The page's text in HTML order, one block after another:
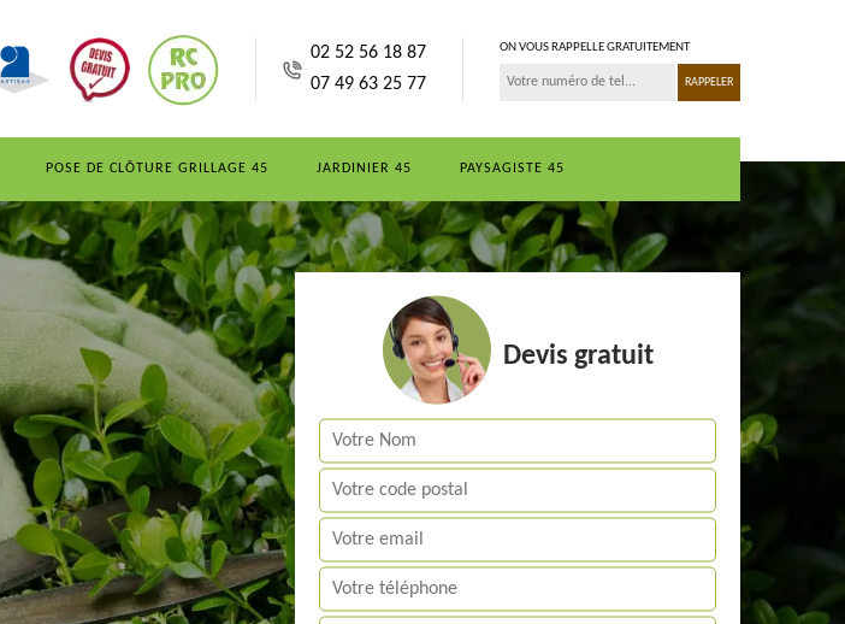
02 52 56 18 87
07 49 63 25 77
ON VOUS RAPPELLE GRATUITEMENT
POSE DE CLÔTURE GRILLAGE 45 JARDINIER 45 PAYSAGISTE 45
Devis gratuit